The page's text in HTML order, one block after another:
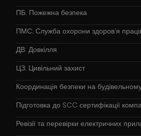
ПБ: Пожежна безпека
ПМС: Служба охорони здоров’я
ДВ: Довкілля
ЦЗ: Цивільний захист
Координація безпеки на
Підготовка до SCC сертифікації
Ревізії та перевірки електричних